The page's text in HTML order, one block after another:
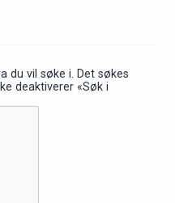
du vil søke i. Det søkes
deaktiverer «Søk i